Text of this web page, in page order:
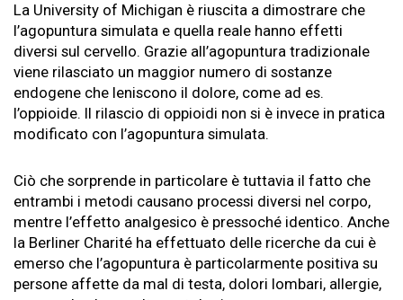
La University of Michigan è riuscita a dimostrare che
l’agopuntura simulata e quella reale hanno effetti
diversi sul cervello. Grazie all’agopuntura tradizionale
viene rilasciato un maggior numero di sostanze
endogene che leniscono il dolore, come ad es.
l’oppioide. Il rilascio di oppioidi non si è invece in pratica
modificato con l’agopuntura simulata.
Ciò che sorprende in particolare è tuttavia il fatto che
entrambi i metodi causano processi diversi nel corpo,
mentre l’effetto analgesico è pressoché identico. Anche
la Berliner Charité ha effettuato delle ricerche da cui è
emerso che l’agopuntura è particolarmente positiva su
persone affette da mal di testa, dolori lombari, allergie,